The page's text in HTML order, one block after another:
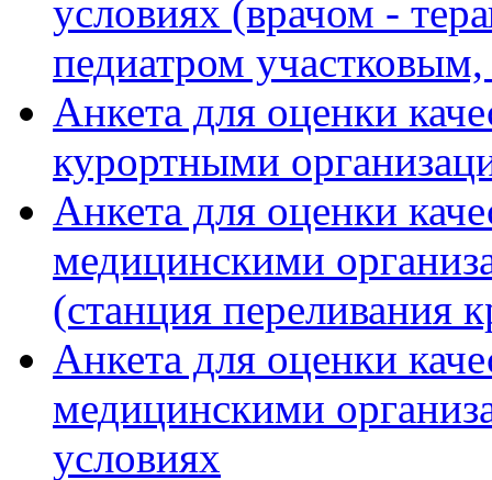
условиях (врачом -
педиатром
Анкета для оценки
курортными
Анкета для оценки
медицинскими
(станция переливания
Анкета для оценки
медицинскими
условиях